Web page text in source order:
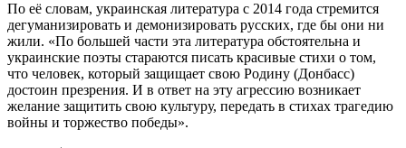
По её словам, украинская литература с 2014 года стремится
дегуманизировать и демонизировать русских, где бы они ни
жили. «По большей части эта литература обстоятельна и
украинские поэты стараются писать красивые стихи о том,
что человек, который защищает свою Родину (Донбасс)
достоин презрения. И в ответ на эту агрессию возникает
желание защитить свою культуру, передать в стихах трагедию
войны и торжество победы».